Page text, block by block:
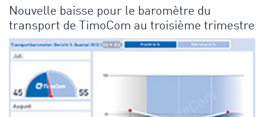
Nouvelle baisse pour le baromètre du
transport de TimoCom au troisième trimestre